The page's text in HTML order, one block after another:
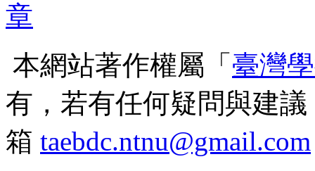
本網站著作權屬「 臺灣
有，若有任何疑問與建
箱 taebdc.ntnu@gmail.com